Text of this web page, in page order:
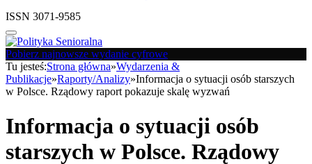
ISSN 3071-9585
Pobierz najnowsze wydanie cyfrowe
Tu jesteś:Strona główna»Wydarzenia &
Publikacje»Raporty/Analizy»Informacja o sytuacji osób starszych
w Polsce. Rządowy raport pokazuje skalę wyzwań
Informacja o sytuacji osób
starszych w Polsce. Rządowy